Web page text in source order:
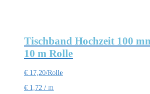
Tischband Hochzeit 100
10 m Rolle
€ 17,20/Rolle
€ 1,72 / m